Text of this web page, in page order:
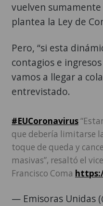
vuelven
plantea la Ley de
Pero, “si esta
contagios e
vamos a llegar a
entrevistado.
#EUCoronavirus
que debería limitarse
toque de queda y
masivas”, resaltó el
Francisco Coma
— Emisoras Unidas